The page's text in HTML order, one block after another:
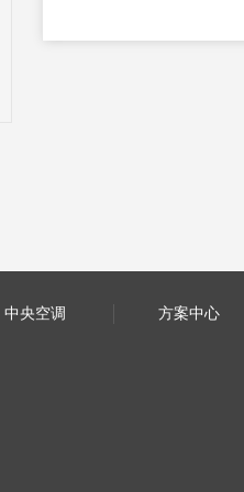
中央空调 方案中心